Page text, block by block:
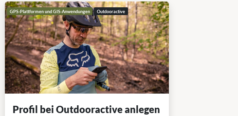
GPS-Plattformen und GIS-Anwendungen Outdooractive
Profil bei Outdooractive anlegen